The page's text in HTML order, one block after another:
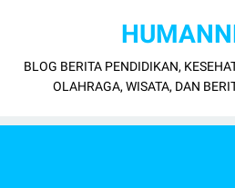
BLOG BERITA PENDIDIKAN,
OLAHRAGA, WISATA, DAN